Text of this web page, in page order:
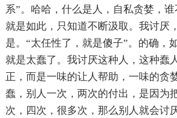
系”。哈哈，什么是人，自私贪婪，谁
就是如此，只知道不断汲取。我讨厌
是。“太任性了，就是傻子”。的确，
就是太蠢了。我讨厌这种人，这种蠢
正，而是一味的让人帮助，一味的贪
蠢，别人一次，两次的付出，是因为
次，四次，很多次，那么别人就会讨